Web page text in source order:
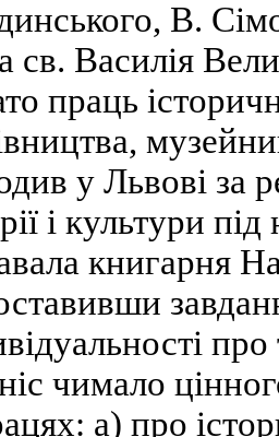
В.
св. Василія
праць
у Львові за
і культури
книгарня
чимало
а) про